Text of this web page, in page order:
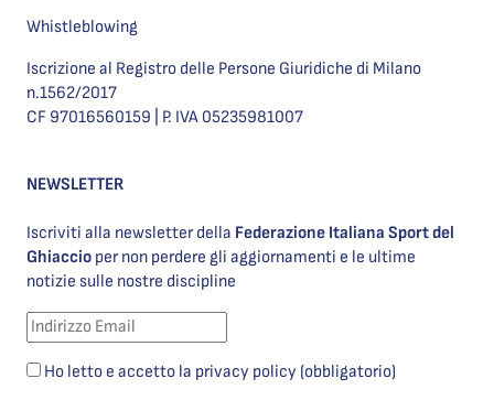
Whistleblowing
Iscrizione al Registro delle Persone Giuridiche di Milano
n.1562/2017
CF 97016560159 | P. IVA 05235981007
NEWSLETTER
Iscriviti alla newsletter della Federazione Italiana Sport del
Ghiaccio per non perdere gli aggiornamenti e le ultime
notizie sulle nostre discipline
Ho letto e accetto la privacy policy (obbligatorio)